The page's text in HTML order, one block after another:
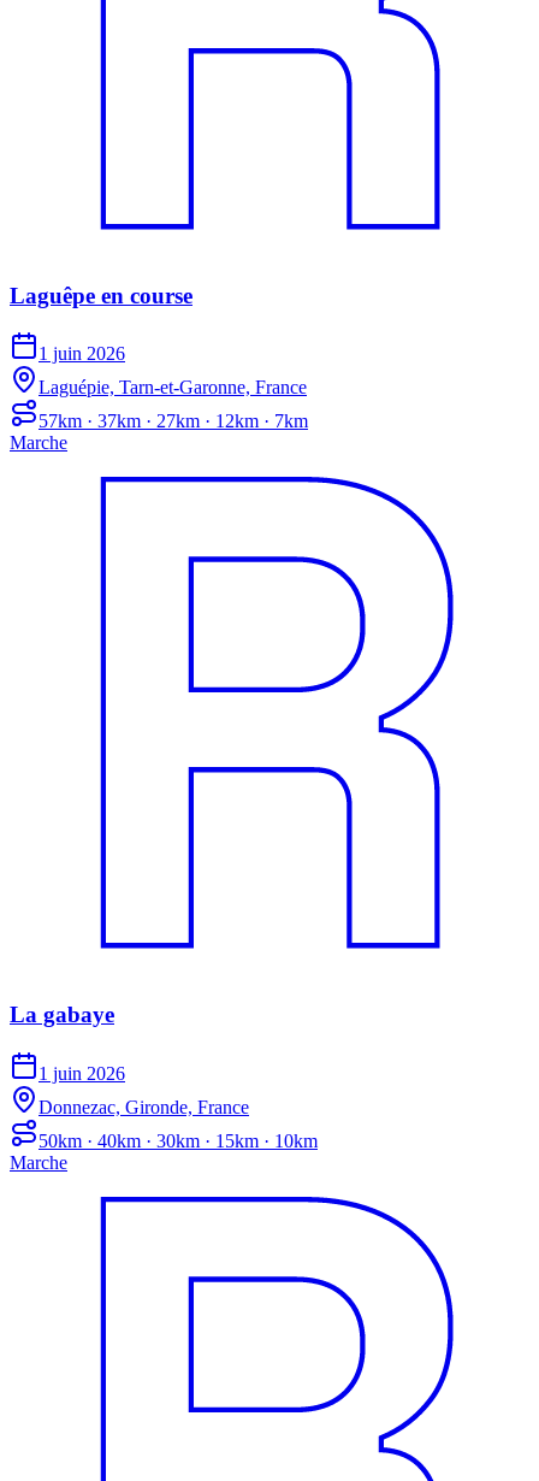
Laguêpe en course
1 juin 2026
Laguépie, Tarn-et-Garonne, France
57km · 37km · 27km · 12km · 7km
Marche
La gabaye
1 juin 2026
Donnezac, Gironde, France
50km · 40km · 30km · 15km · 10km
Marche